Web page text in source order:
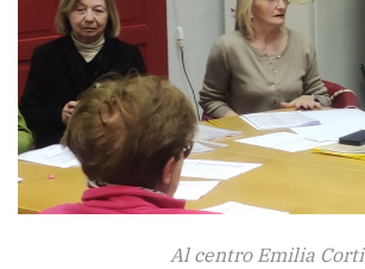
PRIVACY
Privacy
policy
Al centro Emilia Corti